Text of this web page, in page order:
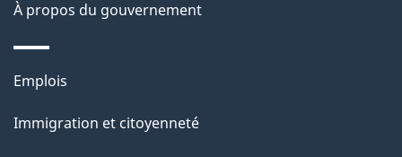
d
e
l
a
À propos du gouvernement
Thèmes
sujets
Emplois
Immigration et citoyenneté